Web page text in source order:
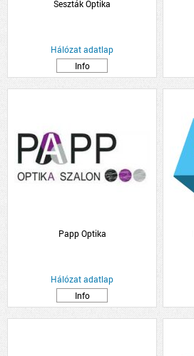
Seszták Optika
Hálózat adatlap
Info
Papp Optika
Hálózat adatlap
Info